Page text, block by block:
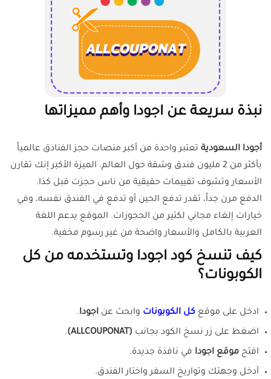
نبذة سريعة عن اجودا وأهم مميزاتها
أجودا السعودية تعتبر واحدة من أكبر منصات حجز الفنادق عالمياً
بأكثر من 2 مليون فندق وشقة حول العالم. الميزة الأكبر إنك تقارن
الأسعار وتشوف تقييمات حقيقية من ناس حجزت قبل كذا.
الدفع مرن جداً، تقدر تدفع الحين أو تدفع في الفندق نفسه، وفي
خيارات إلغاء مجاني لكتير من الحجوزات. الموقع يدعم اللغة
العربية بالكامل والأسعار واضحة من غير رسوم مخفية.
كيف تنسخ كود اجودا وتستخدمه من كل
الكوبونات؟
ادخل على موقع كل الكوبونات وابحث عن اجودا.
اضغط على زر نسخ الكود بجانب (ALLCOUPONAT)
.
افتح موقع اجودا في نافذة جديدة.
أدخل وجهتك وتواريخ السفر واختار الفندق.